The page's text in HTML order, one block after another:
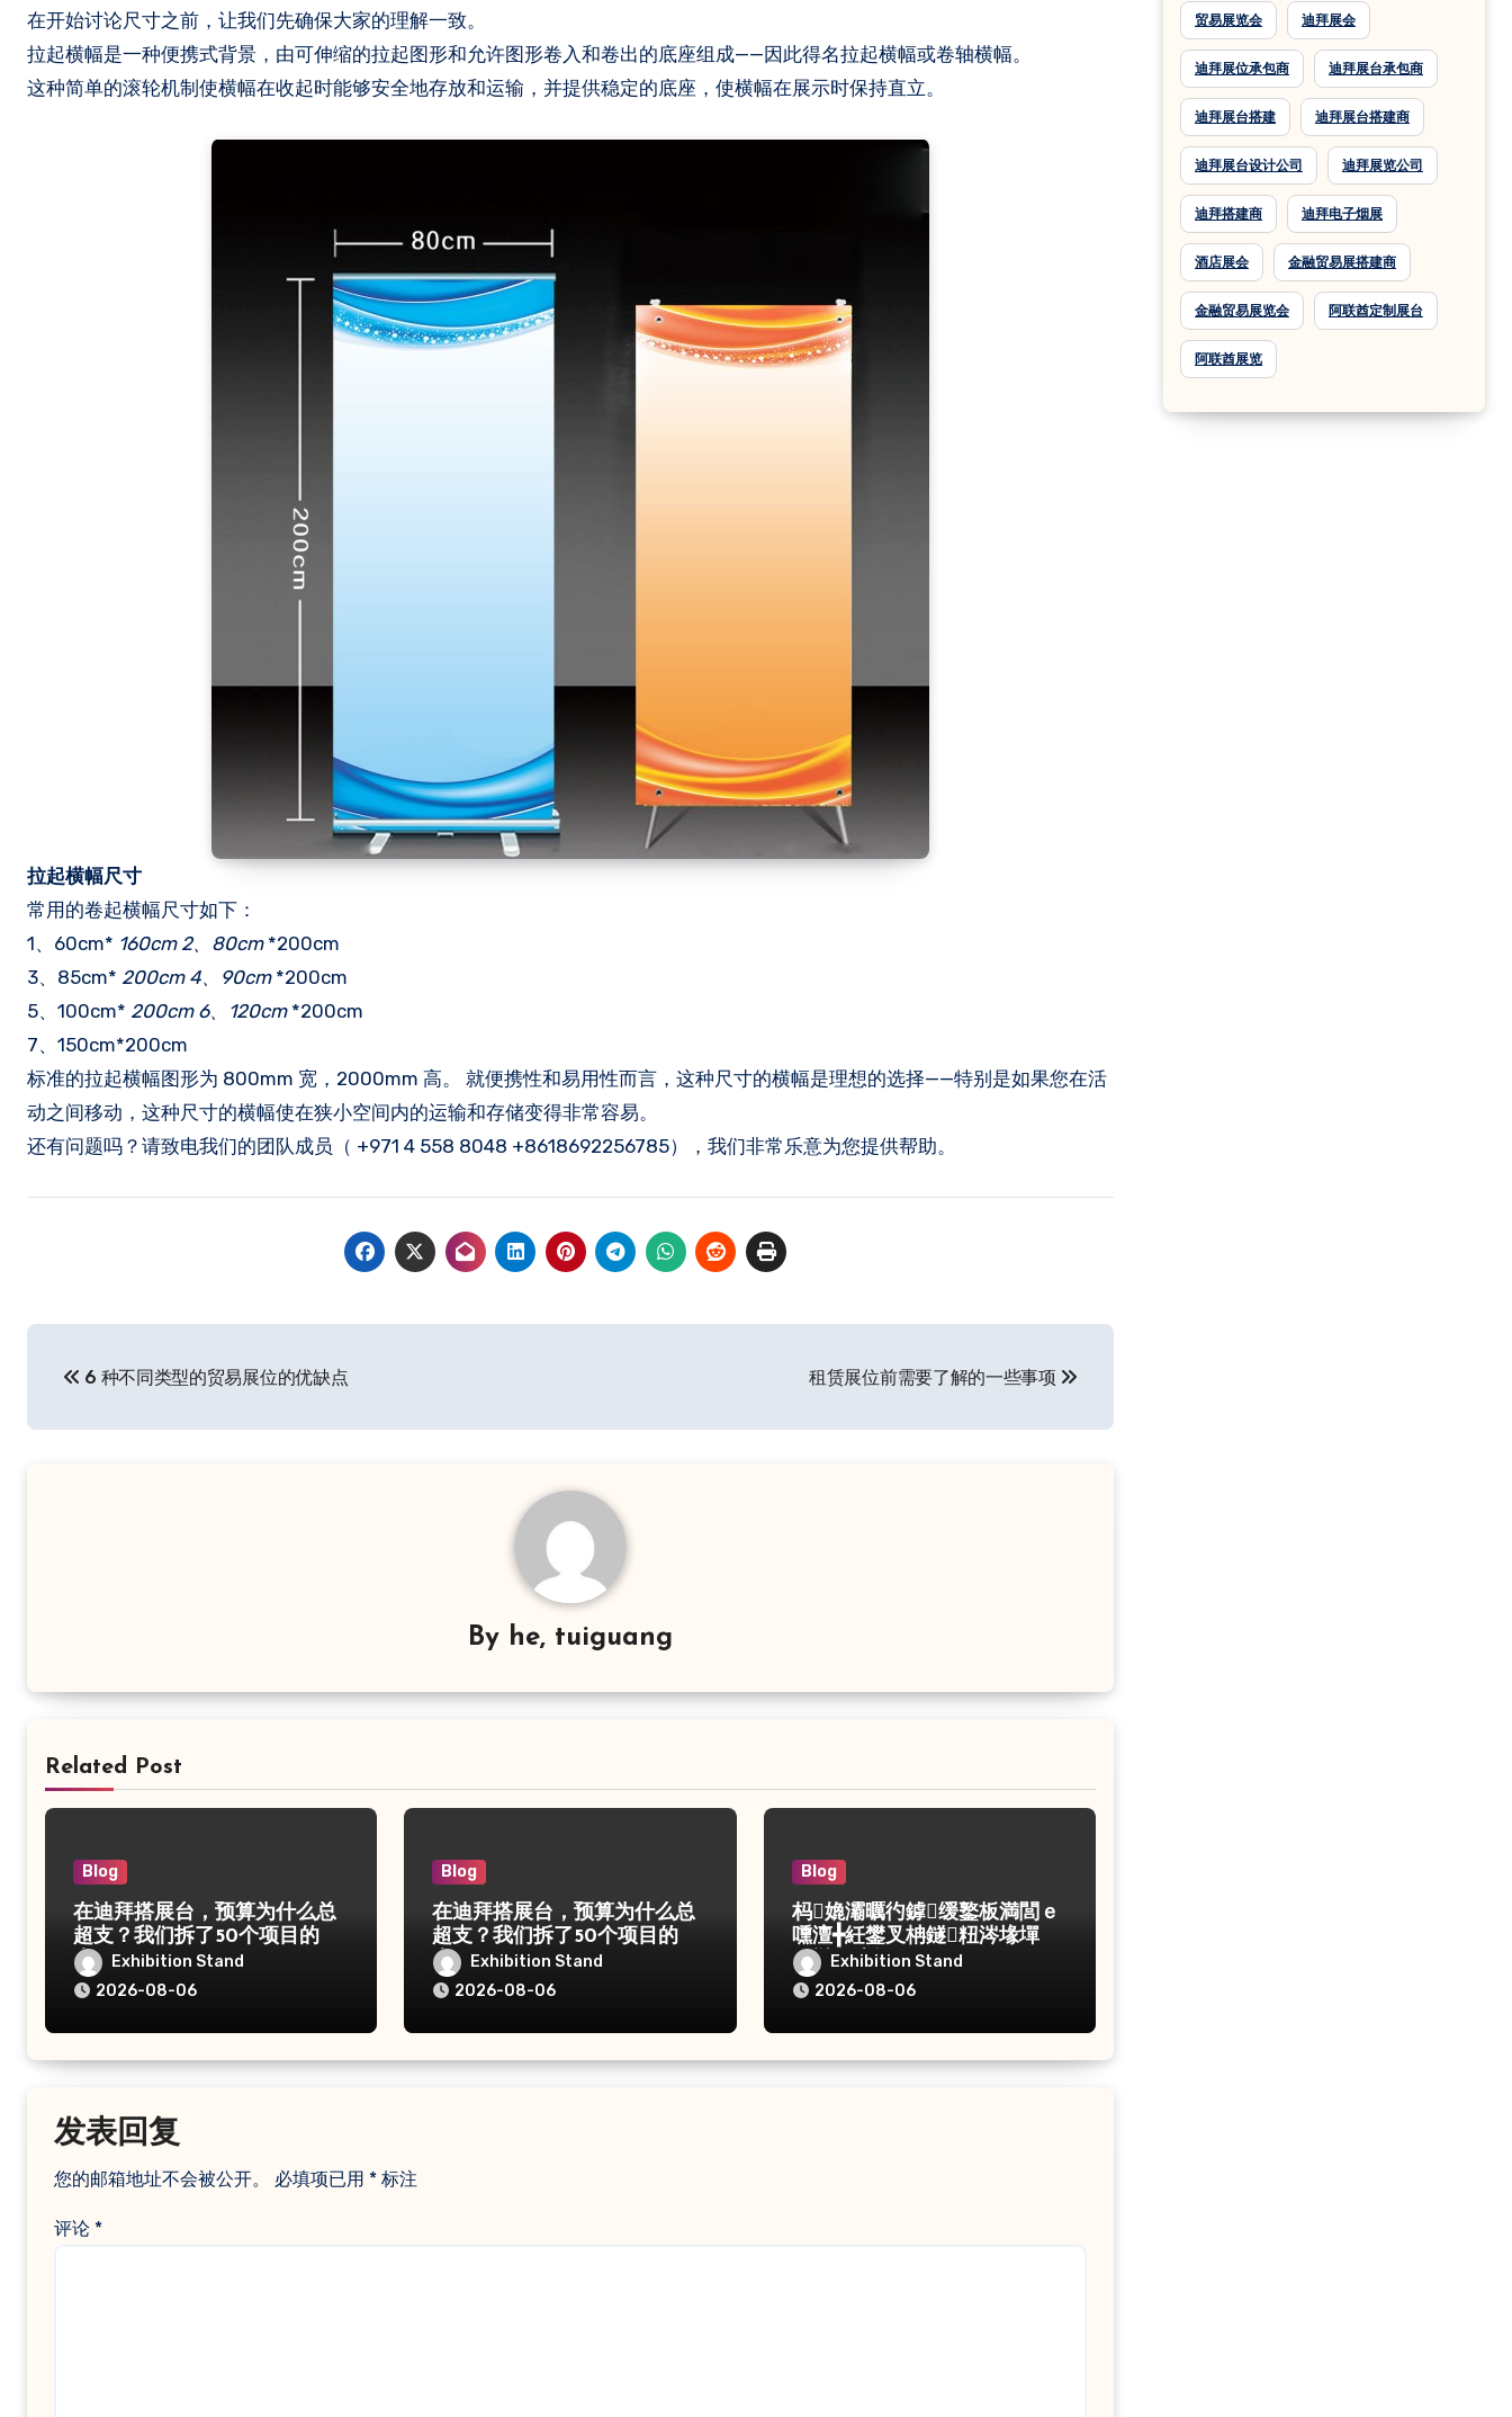
在开始讨论尺寸之前，让我们先确保大家的理解一致。
拉起横幅是一种便携式背景，由可伸缩的拉起图形和允许图形卷入和卷出的底座组成——因此得名拉起横幅或卷轴横幅。
这种简单的滚轮机制使横幅在收起时能够安全地存放和运输，并提供稳定的底座，使横幅在展示时保持直立。
拉起横幅尺寸
常用的卷起横幅尺寸如下：
1、60cm* 160cm 2、80cm*200cm
3、85cm* 200cm 4、90cm*200cm
5、100cm* 200cm 6、120cm*200cm
7、150cm*200cm
标准的拉起横幅图形为 800mm 宽，2000mm 高。 就便携性和易用性而言，这种尺寸的横幅是理想的选择——特别是如果您在活
动之间移动，这种尺寸的横幅使在狭小空间内的运输和存储变得非常容易。
还有问题吗？请致电我们的团队成员（ ​+971 4 558 8048 +8618692256785），我们非常乐意为您提供帮助。
导
6 种不同类型的贸易展位的优缺点 租赁展位前需要了解的一些事项
By he, tuiguang
Related Post
Blog
在迪拜搭展台，预算为什么总
超支？我们拆了50个项目的账
本
Exhibition Stand
2026-08-06
Blog
在迪拜搭展台，预算为什么总
超支？我们拆了50个项目的账
本
Exhibition Stand
2026-08-06
Blog
杩嫓灞曞彴鎼缓鐜板満閭ｅ
嚑澶╋紝鐢叉柟鐩粈涔堟墠涓
嶇櫧鑺遍挶
Exhibition Stand
2026-08-06
发表回复
您的邮箱地址不会被公开。 必填项已用 * 标注
评论 *
贸易展览会 迪拜展会
迪拜展位承包商 迪拜展台承包商
迪拜展台搭建 迪拜展台搭建商
迪拜展台设计公司 迪拜展览公司
迪拜搭建商 迪拜电子烟展
酒店展会 金融贸易展搭建商
金融贸易展览会 阿联酋定制展台
阿联酋展览